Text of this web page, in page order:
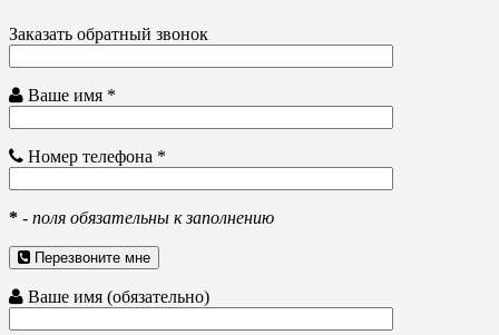
Заказать обратный звонок
Ваше имя *
Номер телефона *
* - поля обязательны к заполнению
Перезвоните мне
Ваше имя (обязательно)